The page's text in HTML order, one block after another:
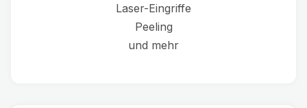
Laser-Eingriffe
Peeling
und mehr